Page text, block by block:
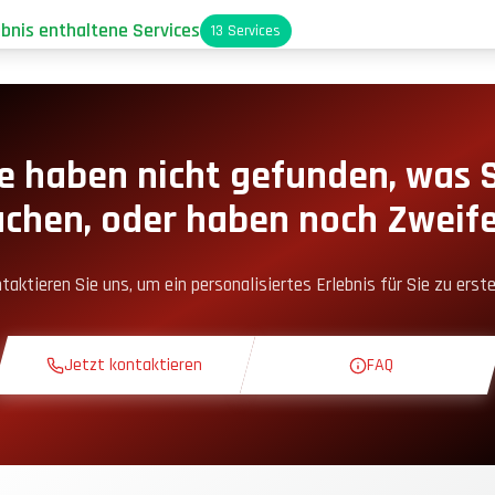
enthaltene Services 13 Services
Ecke
haben nicht gefunden, was
oder haben noch
Sie uns, um ein personalisiertes Erlebnis für Sie zu
Jetzt kontaktieren FAQ